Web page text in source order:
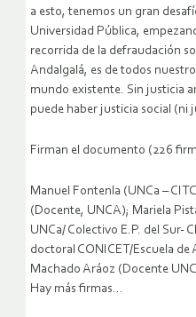
a esto, tenemos un gran
Universidad Pública,
recorrida de la defraudación
Andalgalá, es de todos
mundo existente. Sin justicia
puede haber justicia social (ni
Firman el documento (226
Manuel Fontenla (UNCa –
(Docente, UNCA); Mariela
UNCa/ Colectivo E.P. del Sur-
doctoral CONICET/Escuela
Machado Aráoz (Docente
Hay más firmas…